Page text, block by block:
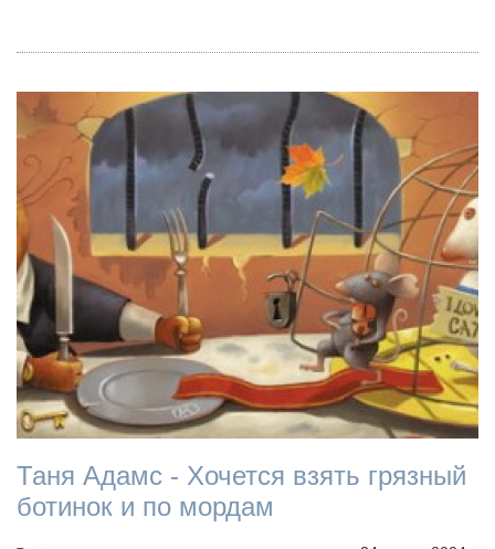
Таня Адамс - Хочется взять грязный
ботинок и по мордам